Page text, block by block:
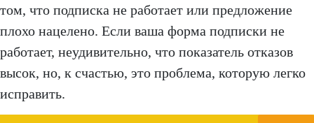
том, что подписка не работает или предложение
плохо нацелено. Если ваша форма подписки не
работает, неудивительно, что показатель отказов
высок, но, к счастью, это проблема, которую легко
исправить.